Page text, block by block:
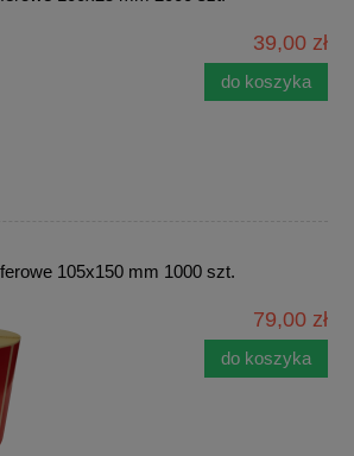
39,00 zł
do koszyka
105x150 mm 1000 szt.
79,00 zł
do koszyka